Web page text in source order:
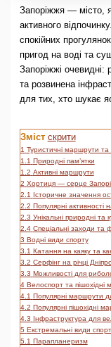
Запоріжжя — місто,
активного
спокійних
пригод на воді та
Запоріжжі очевидні:
та розвинена
для тих, хто шукає
Зміст скрити
1 Туристичні маршрути та
1.1 Природні пам’ятки
1.2 Активні маршрути
2 Хортиця — серце
2.1 Історичне значення
2.2 Популярні активності
2.3 Унікальні природні та
2.4 Спеціальні заходи та
3 Водні види спорту
3.1 Катання на каяку та
3.2 Серфінг на річці
3.3 Можливості для
4 Велоспорт та пішохідні
4.1 Популярні маршрути
4.2 Популярні пішохідні
4.3 Інфраструктура для
5 Екстремальні види
5.1 Парапланеризм